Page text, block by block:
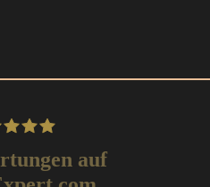
Kutz KBH-
auf